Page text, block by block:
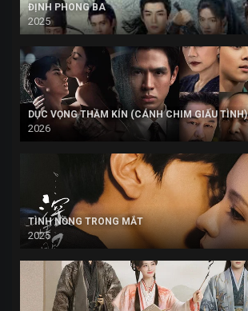
ĐỊNH PHONG BA
2025
DỤC VỌNG THẦM KÍN (CÁNH CHIM GIẤU TÌNH)
2026
TÌNH NỒNG TRONG MẮT
2025